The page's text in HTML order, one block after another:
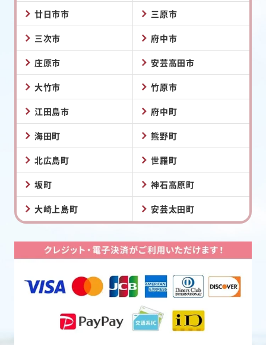
廿日市市 三原市
三次市 府中市
庄原市 安芸高田市
大竹市 竹原市
江田島市 府中町
海田町 熊野町
北広島町 世羅町
坂町 神石高原町
大崎上島町 安芸太田町